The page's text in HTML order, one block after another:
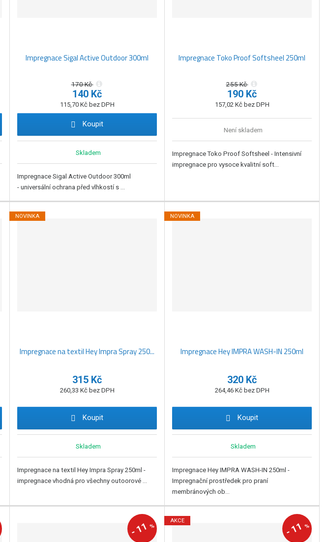
Impregnace Sigal Active Outdoor 300ml
170 Kč
140 Kč
115,70 Kč bez DPH
Koupit
Skladem
Impregnace Sigal Active Outdoor 300ml
- universální ochrana před vlhkostí s ...
Impregnace Toko Proof Softsheel 250ml
255 Kč
190 Kč
157,02 Kč bez DPH
Není skladem
Impregnace Toko Proof Softsheel - Intensivní
impregnace pro vysoce kvalitní soft...
NOVINKA
Impregnace na textil Hey Impra Spray 250...
315 Kč
260,33 Kč bez DPH
Koupit
Skladem
Impregnace na textil Hey Impra Spray 250ml -
impregnace vhodná pro všechny outoorové ...
NOVINKA
Impregnace Hey IMPRA WASH-IN 250ml
320 Kč
264,46 Kč bez DPH
Koupit
Skladem
Impregnace Hey IMPRA WASH-IN 250ml -
Impregnační prostředek pro praní
membránových ob...
-
11%
-
11%
AKCE